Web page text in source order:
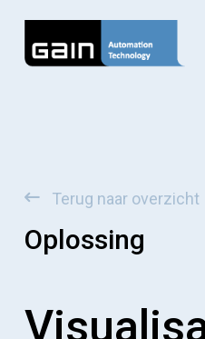
Terug naar overzicht
Oplossing